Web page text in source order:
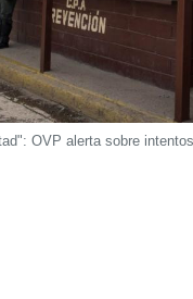
OVP alerta sobre